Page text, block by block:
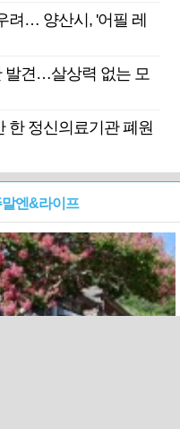
려… 양산시, '어필 레
발견…살상력 없는 모
한 정신의료기관 폐원
말엔&라이프